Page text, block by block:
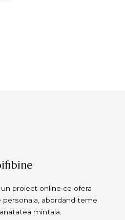
proiect online ce ofera
abordand teme
mintala.